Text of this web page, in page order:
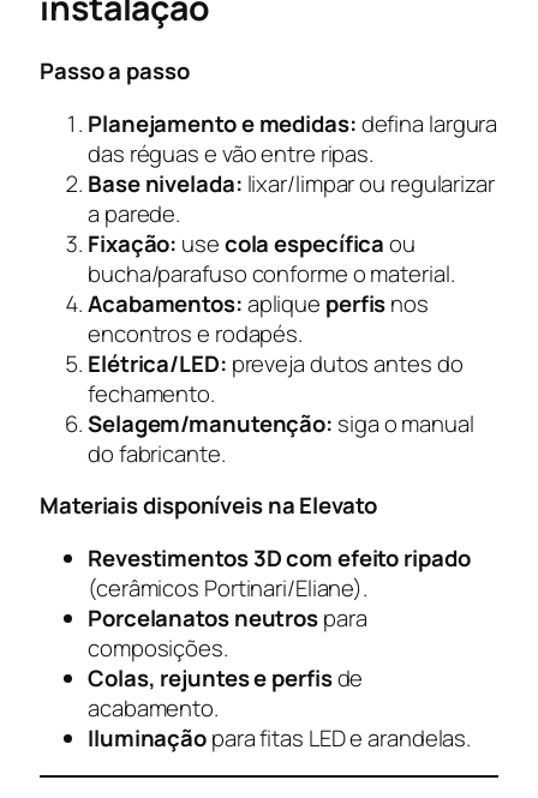
Passo a passo
Planejamento e medidas:defina largura
das réguas e vão entre ripas.
Base nivelada: lixar/limpar ou regularizar
a parede.
Fixação: usecola específicaou
bucha/parafuso conforme o material.
Acabamentos:aplique perfisnos
encontros e rodapés.
Elétrica/LED: preveja dutos antes do
fechamento.
Selagem/manutenção: siga o manual
do fabricante.
Materiais disponíveis na Elevato
Revestimentos 3D com efeito ripado
(cerâmicos Portinari/Eliane).
Porcelanatos neutrospara
composições.
Colas, rejuntes e perfisde
acabamento.
Iluminaçãopara fitas LED e arandelas.